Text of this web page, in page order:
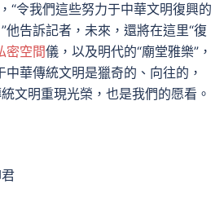
“令我們這些努力于中華文明復興的
他告訴記者，未來，還將在這里“復
密空間儀，以及明代的“廟堂雅樂”，
中華傳統文明是獵奇的、向往的，
文明重現光榮，也是我們的愿看。